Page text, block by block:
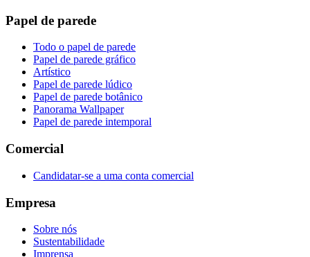
Papel de parede
Todo o papel de parede
Papel de parede gráfico
Artístico
Papel de parede lúdico
Papel de parede botânico
Panorama Wallpaper
Papel de parede intemporal
Comercial
Candidatar-se a uma conta comercial
Empresa
Sobre nós
Sustentabilidade
Imprensa